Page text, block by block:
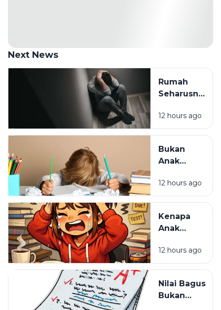
Next News
Rumah
Seharusnya
Tempat
Pulang,
Tempat
Paling
12 hours ago
Bukan
Anak
Mungkin
Cara
yang
Selama Ini
12 hours ago
Kenapa
Anak
Kehilangan
Semangat
12 hours ago
Nilai Bagus
Bukan